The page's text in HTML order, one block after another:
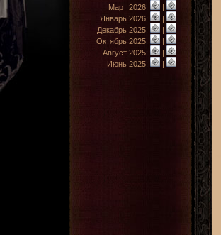
Март 2026:
|
Январь 2026:
|
Декабрь 2025:
|
Октябрь 2025:
|
Август 2025:
|
Июнь 2025:
|